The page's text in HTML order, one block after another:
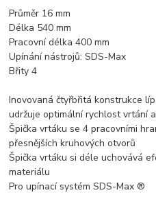
Průměr 16 mm
Délka 540 mm
Pracovní délka 400 mm
Upínání nástrojů: SDS-Max
Břity 4
Inovovaná čtyřbřitá konstrukce
udržuje optimální rychlost vrtání
Špička vrtáku se 4 pracovními
přesnějších kruhových otvorů
Špička vrtáku si déle uchovává
materiálu
Pro upínací systém SDS-Max ®